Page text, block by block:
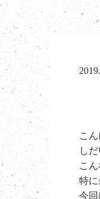
こ
し
こ
特
今